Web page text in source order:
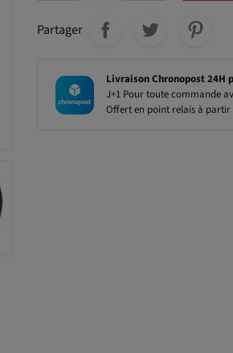
Partager
Livraison Chronopost 24H
J+1 Pour toute commande
Offert en point relais à partir